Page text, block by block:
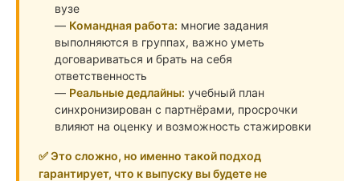
вузе
Командная работа: многие задания
выполняются в группах, важно уметь
договариваться и брать на себя
ответственность
Реальные дедлайны: учебный план
синхронизирован с партнёрами, просрочки
влияют на оценку и возможность стажировки
✅ Это сложно, но именно такой подход
гарантирует, что к выпуску вы будете не